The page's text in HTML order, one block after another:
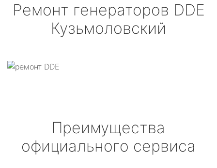
Ремонт генераторов DDE
Кузьмоловский
Преимущества
официального сервиса